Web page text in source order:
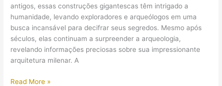
antigos, essas construções gigantescas têm intrigado a
humanidade, levando exploradores e arqueólogos em uma
busca incansável para decifrar seus segredos. Mesmo após
séculos, elas continuam a surpreender a arqueologia,
revelando informações preciosas sobre sua impressionante
arquitetura milenar. A
Desvendando
Read More »